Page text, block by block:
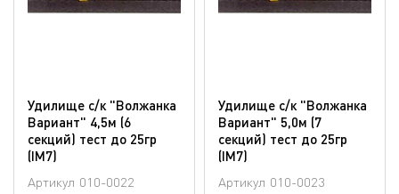
Удилище с/к "Волжанка
Вариант" 4,5м (6
секций) тест до 25гр
(IM7)
Артикул 010-0022
Удилище с/к "Волжанка
Вариант" 5,0м (7
секций) тест до 25гр
(IM7)
Артикул 010-0023